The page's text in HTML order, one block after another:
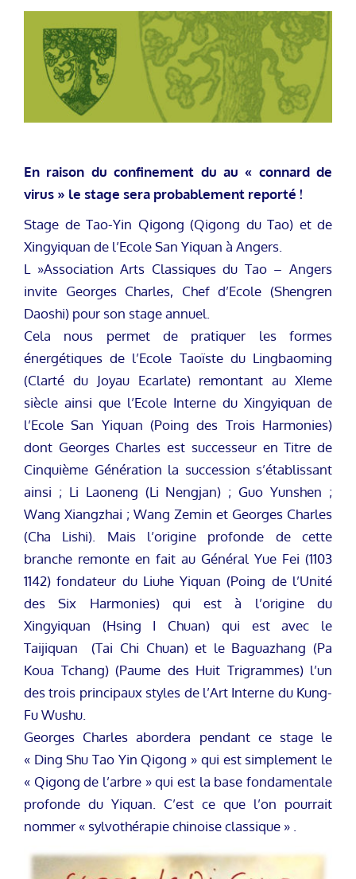
En raison du confinement du au « connard de
virus » le stage sera probablement reporté !
Stage de Tao-Yin Qigong (Qigong du Tao) et de
Xingyiquan de l’Ecole San Yiquan à Angers.
L »Association Arts Classiques du Tao – Angers
invite Georges Charles, Chef d’Ecole (Shengren
Daoshi) pour son stage annuel.
Cela nous permet de pratiquer les formes
énergétiques de l’Ecole Taoïste du Lingbaoming
(Clarté du Joyau Ecarlate) remontant au XIeme
siècle ainsi que l’Ecole Interne du Xingyiquan de
l’Ecole San Yiquan (Poing des Trois Harmonies)
dont Georges Charles est successeur en Titre de
Cinquième Génération la succession s’établissant
ainsi ; Li Laoneng (Li Nengjan) ; Guo Yunshen ;
Wang Xiangzhai ; Wang Zemin et Georges Charles
(Cha Lishi). Mais l’origine profonde de cette
branche remonte en fait au Général Yue Fei (1103
1142) fondateur du Liuhe Yiquan (Poing de l’Unité
des Six Harmonies) qui est à l’origine du
Xingyiquan (Hsing I Chuan) qui est avec le
Taijiquan (Tai Chi Chuan) et le Baguazhang (Pa
Koua Tchang) (Paume des Huit Trigrammes) l’un
des trois principaux styles de l’Art Interne du Kung-
Fu Wushu.
Georges Charles abordera pendant ce stage le
« Ding Shu Tao Yin Qigong » qui est simplement le
« Qigong de l’arbre » qui est la base fondamentale
profonde du Yiquan. C’est ce que l’on pourrait
nommer « sylvothérapie chinoise classique » .